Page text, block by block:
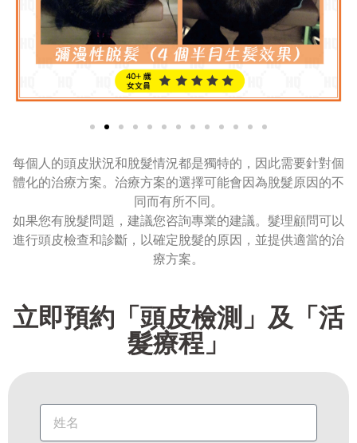
每個人的頭皮狀況和脫髮情況都是獨特的，因此需要針對個
體化的治療方案。治療方案的選擇可能會因為脫髮原因的不
同而有所不同。
如果您有脫髮問題，建議您咨詢專業的建議。髮理顧問可以
進行頭皮檢查和診斷，以確定脫髮的原因，並提供適當的治
療方案。
立即預約「頭皮檢測」及「活
髮療程」